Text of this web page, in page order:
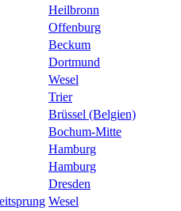
Heilbronn
Offenburg
Beckum
Dortmund
Wesel
Trier
Brüssel (Belgien)
Bochum-Mitte
Hamburg
Hamburg
Dresden
Wesel